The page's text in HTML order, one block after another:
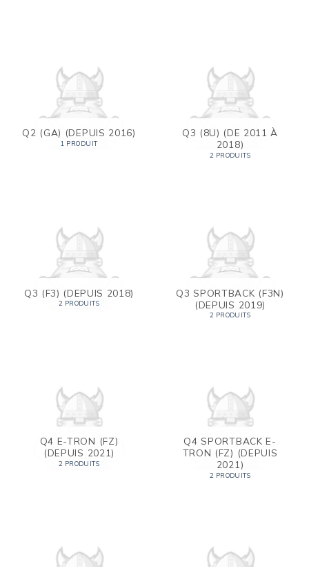
Q2 (GA) (DEPUIS 2016)
1 PRODUIT
Q3 (8U) (DE 2011 À
2018)
2 PRODUITS
Q3 (F3) (DEPUIS 2018)
2 PRODUITS
Q3 SPORTBACK (F3N)
(DEPUIS 2019)
2 PRODUITS
Q4 E-TRON (FZ)
(DEPUIS 2021)
2 PRODUITS
Q4 SPORTBACK E-
TRON (FZ) (DEPUIS
2021)
2 PRODUITS